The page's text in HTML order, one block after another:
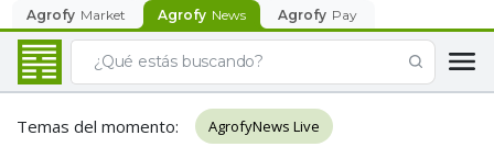
Agrofy Market Agrofy News Agrofy Pay
Temas del momento: AgrofyNews Live